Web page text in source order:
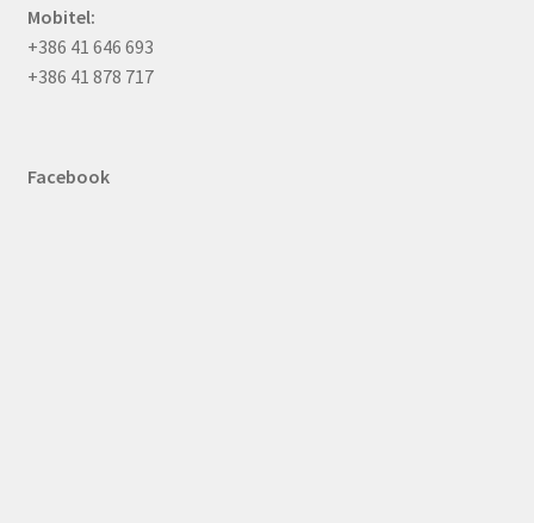
Mobitel:
+386 41 646 693
+386 41 878 717
Facebook